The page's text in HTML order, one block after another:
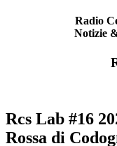
Radio
Notizie
Rcs Lab #16
Rossa di